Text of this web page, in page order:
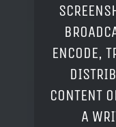
ENCODE,
CONTENT
A